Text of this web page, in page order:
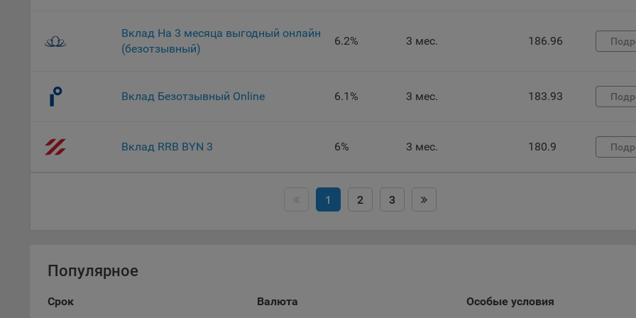
дополнительных функций сайтов, например, для хранения предпочтений
пользователя, в том числе имени пользователя или выбора языка, и для
9.3. Файлы cookie предпочтений, например, для настройки контента.
пользователем городе и других местных настройках для того, чтобы
9.4. Аналитические файлы cookie, например Яндекс.Метрика, Google
Данные файлы cookie собирают информацию о том, как пользователь
тенденциях использования сайта в целом. Общество использует
Вклад На 3 месяца выгодный онлайн
(безотзывный)
6.2% 3 мес. 186.96
Вклад Безотзывный Online 6.1% 3 мес. 183.93
Вклад RRB BYN 3 6% 3 мес. 180.9
1 2 3
Популярное
Срок Валюта Особые условия